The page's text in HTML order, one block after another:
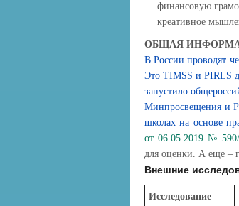
финансовую
креативное
ОБЩАЯ
В России проводят
Это TIMSS и PIRLS
запустило
Минпросвещения и
школах на основе
от 06.05.2019 №
для оценки. А еще –
Внешние
Исследование